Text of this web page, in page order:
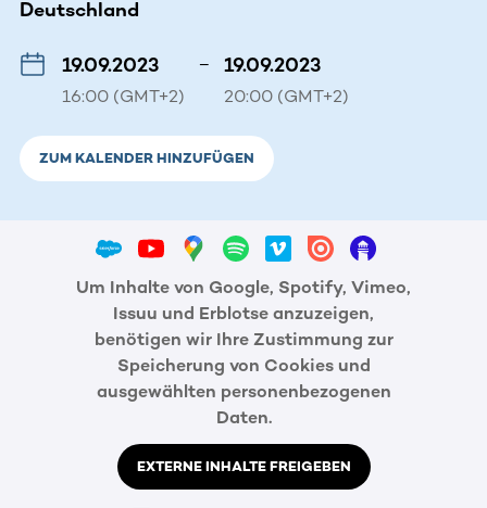
Deutschland
19.09.2023
16:00 (GMT+2)
– 19.09.2023
20:00 (GMT+2)
ZUM KALENDER HINZUFÜGEN
Um Inhalte von Google, Spotify, Vimeo,
Issuu und Erblotse anzuzeigen,
benötigen wir Ihre Zustimmung zur
Speicherung von Cookies und
ausgewählten personenbezogenen
Daten.
EXTERNE INHALTE FREIGEBEN